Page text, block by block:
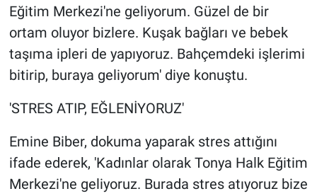
Eğitim Merkezi'ne geliyorum. Güzel de bir
ortam oluyor bizlere. Kuşak bağları ve bebek
taşıma ipleri de yapıyoruz. Bahçemdeki işlerimi
bitirip, buraya geliyorum' diye konuştu.
'STRES ATIP, EĞLENİYORUZ'
Emine Biber, dokuma yaparak stres attığını
ifade ederek, 'Kadınlar olarak Tonya Halk Eğitim
Merkezi'ne geliyoruz. Burada stres atıyoruz bize